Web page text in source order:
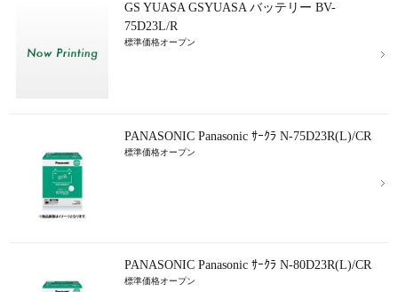
GS YUASA GSYUASA バッテリー BV-
75D23L/R
標準価格オープン
PANASONIC Panasonic ｻｰｸﾗ N-75D23R(L)/CR
標準価格オープン
PANASONIC Panasonic ｻｰｸﾗ N-80D23R(L)/CR
標準価格オープン